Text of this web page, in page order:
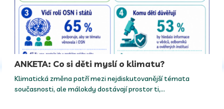
ANKETA: Co si děti myslí o klimatu?
Klimatická změna patří mezi nejdiskutovanější témata
současnosti, ale málokdy dostávají prostor ti,…